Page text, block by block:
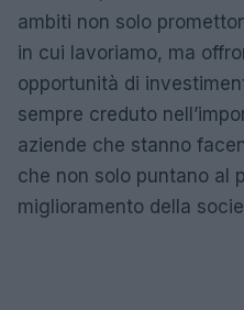
ambiti non solo
in cui lavoriamo, ma
opportunità di
sempre creduto
aziende che stanno
che non solo puntano al
miglioramento della